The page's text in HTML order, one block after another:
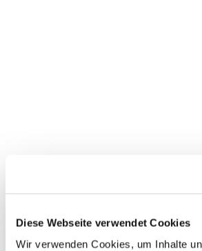
Diese Webseite verwendet Cookies
Wir verwenden Cookies, um Inhalte